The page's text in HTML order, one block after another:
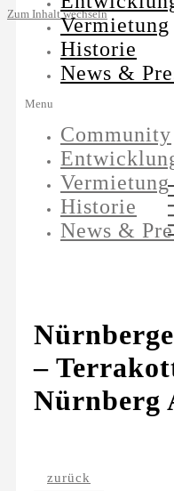
Zum Inhalt wechselnVermietung
Historie
News &
Menu
Community
Vermietung
Historie
News &
–
Nürnberg
zurück